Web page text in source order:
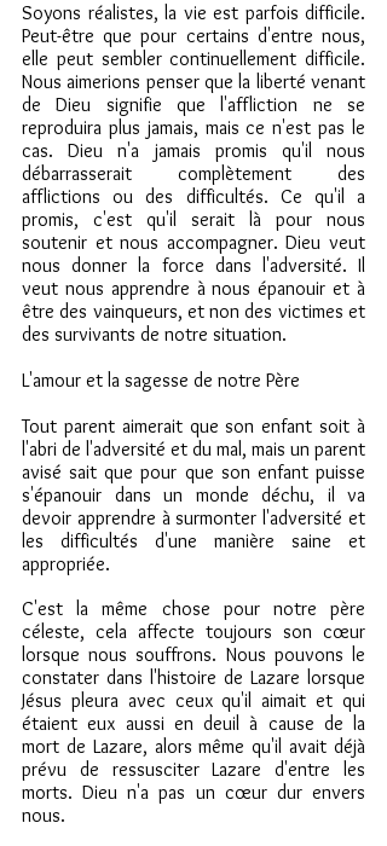
Soyons réalistes, la vie est parfois difficile.
Peut-être que pour certains d'entre nous,
elle peut sembler continuellement difficile.
Nous aimerions penser que la liberté venant
de Dieu signifie que l'affliction ne se
reproduira plus jamais, mais ce n'est pas le
cas. Dieu n'a jamais promis qu'il nous
débarrasserait complètement des
afflictions ou des difficultés. Ce qu'il a
promis, c'est qu'il serait là pour nous
soutenir et nous accompagner. Dieu veut
nous donner la force dans l'adversité. Il
veut nous apprendre à nous épanouir et à
être des vainqueurs, et non des victimes et
des survivants de notre situation.
L'amour et la sagesse de notre Père
Tout parent aimerait que son enfant soit à
l'abri de l'adversité et du mal, mais un parent
avisé sait que pour que son enfant puisse
s'épanouir dans un monde déchu, il va
devoir apprendre à surmonter l'adversité et
les difficultés d'une manière saine et
appropriée.
C'est la même chose pour notre père
céleste, cela affecte toujours son cœur
lorsque nous souffrons. Nous pouvons le
constater dans l'histoire de Lazare lorsque
Jésus pleura avec ceux qu'il aimait et qui
étaient eux aussi en deuil à cause de la
mort de Lazare, alors même qu'il avait déjà
prévu de ressusciter Lazare d'entre les
morts. Dieu n'a pas un cœur dur envers
nous.